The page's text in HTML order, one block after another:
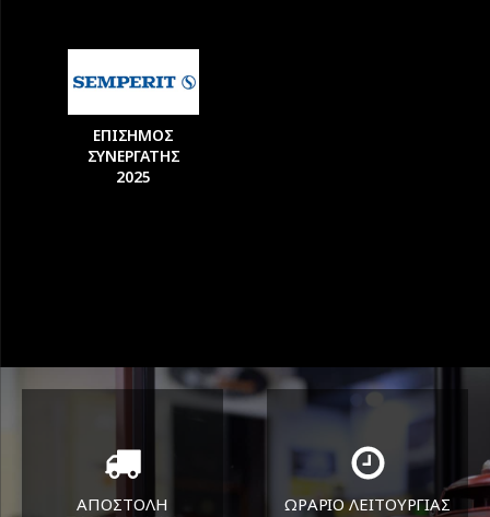
ΕΠΙΣΗΜΟΣ
ΣΥΝΕΡΓΑΤΗΣ
2025
ΑΠΟΣΤΟΛΗ
ΩΡΑΡΙΟ ΛΕΙΤΟΥΡΓΙΑΣ